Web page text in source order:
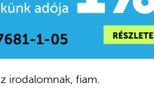
irodalomnak, fiam.